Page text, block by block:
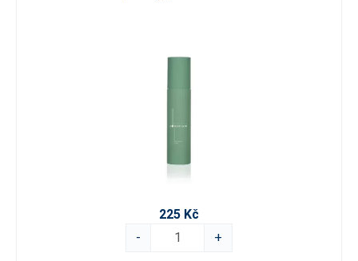
také podporu její obranyschopnosti. Antibakteriální a protizánětlivé
Pravidelné používání kosmetiky z colostra je skvělým krokem k
maximální benefit pro vaši pleť. Můžete tak očekávat nejen
viditelné zpevnění a hydrataci, ale také celkové zlepšení textury
225 Kč
-
+